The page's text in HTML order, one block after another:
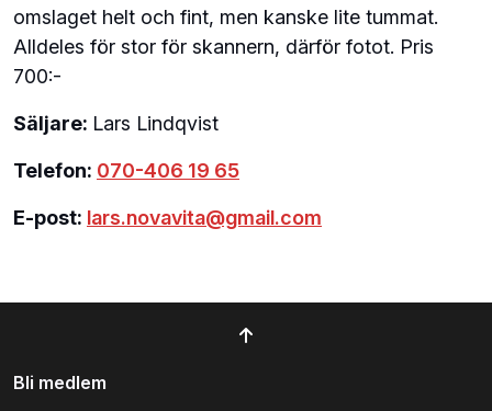
omslaget helt och fint, men kanske lite tummat.
Alldeles för stor för skannern, därför fotot. Pris
700:-
Säljare: Lars Lindqvist
Telefon: 070-406 19 65
E-post: lars.novavita@gmail.com
Bli medlem